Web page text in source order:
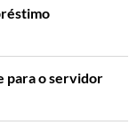
para o servidor